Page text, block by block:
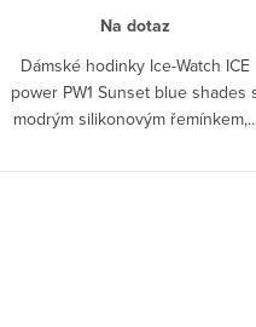
Na dotaz
Dámské hodinky Ice-Watch ICE
power PW1 Sunset blue shades
modrým silikonovým